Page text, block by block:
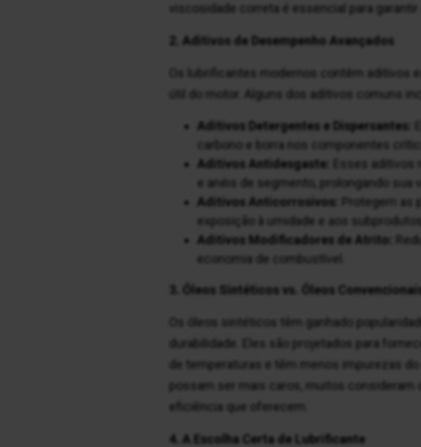
viscosidade correta é essencial para garantir
2. Aditivos de Desempenho Avançados
Os lubrificantes modernos contêm aditivos
útil do motor. Alguns dos aditivos comuns
Aditivos Detergentes e Dispersantes:
carbono e borra nos componentes
Aditivos Antidesgaste:
Esses
e anéis de segmento, prolongando sua
Aditivos Anticorrosivos:
Protegem as
exposição à umidade e aos
Aditivos Modificadores de Atrito:
economia de combustível.
3. Óleos Sintéticos vs. Óleos
Os óleos sintéticos têm ganhado
durabilidade. Eles são projetados para
de temperaturas e têm menos impurezas
possam ser mais caros, muitos
eficiência que oferecem.
4. A Escolha Certa de Lubrificante